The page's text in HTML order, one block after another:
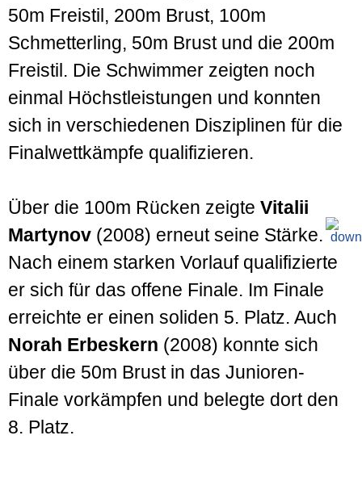
50m Freistil, 200m Brust, 100m
Schmetterling, 50m Brust und die 200m
Freistil. Die Schwimmer zeigten noch
einmal Höchstleistungen und konnten
sich in verschiedenen Disziplinen für die
Finalwettkämpfe qualifizieren.
Über die 100m Rücken zeigte Vitalii
Martynov (2008) erneut seine Stärke.
Nach einem starken Vorlauf qualifizierte
er sich für das offene Finale. Im Finale
erreichte er einen soliden 5. Platz. Auch
Norah Erbeskern (2008) konnte sich
über die 50m Brust in das Junioren-
Finale vorkämpfen und belegte dort den
8. Platz.